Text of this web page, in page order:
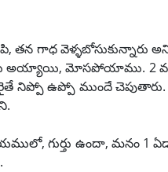
గాధ వెళ్ళబోసుకున్నారు
అయ్యాయి, మోసపోయాము. 2 వ
ఉప్పో ముందే చెపుతారు.
గుర్తు ఉందా, మనం 1